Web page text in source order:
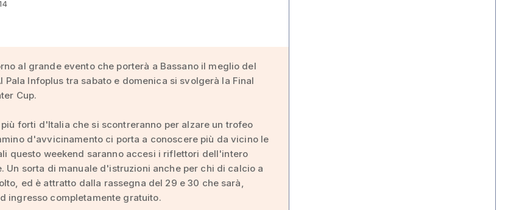
al grande evento che porterà a Bassano il meglio del
Pala Infoplus tra sabato e domenica si svolgerà la Final
Cup.
forti d'Italia che si scontreranno per alzare un trofeo
d'avvicinamento ci porta a conoscere più da vicino le
questo weekend saranno accesi i riflettori dell'intero
Un sorta di manuale d'istruzioni anche per chi di calcio a
ed è attratto dalla rassegna del 29 e 30 che sarà,
ingresso completamente gratuito.